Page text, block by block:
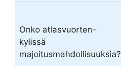
Onko atlasvuorten-
kylissä
majoitusmahdollisuuksia?